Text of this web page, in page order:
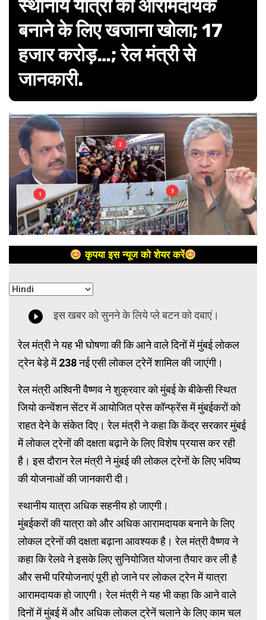
स्थानीय यात्रा को आरामदायक
बनाने के लिए खजाना खोला; 17
हजार करोड़…; रेल मंत्री से
जानकारी.
कृपया इस न्यूज को शेयर करें
रेल मंत्री ने यह भी घोषणा की कि आने वाले दिनों में मुंबई लोकल
ट्रेन बेड़े में 238 नई एसी लोकल ट्रेनें शामिल की जाएंगी।
रेल मंत्री अश्विनी वैष्णव ने शुक्रवार को मुंबई के बीकेसी स्थित
जियो कन्वेंशन सेंटर में आयोजित प्रेस कॉन्फ्रेंस में मुंबईकरों को
राहत देने के संकेत दिए। रेल मंत्री ने कहा कि केंद्र सरकार मुंबई
में लोकल ट्रेनों की दक्षता बढ़ाने के लिए विशेष प्रयास कर रही
है। इस दौरान रेल मंत्री ने मुंबई की लोकल ट्रेनों के लिए भविष्य
की योजनाओं की जानकारी दी।
स्थानीय यात्रा अधिक सहनीय हो जाएगी।
मुंबईकरों की यात्रा को और अधिक आरामदायक बनाने के लिए
लोकल ट्रेनों की दक्षता बढ़ाना आवश्यक है। रेल मंत्री वैष्णव ने
कहा कि रेलवे ने इसके लिए सुनियोजित योजना तैयार कर ली है
और सभी परियोजनाएं पूरी हो जाने पर लोकल ट्रेन में यात्रा
आरामदायक हो जाएगी। रेल मंत्री ने यह भी कहा कि आने वाले
दिनों में मुंबई में और अधिक लोकल ट्रेनें चलाने के लिए काम चल